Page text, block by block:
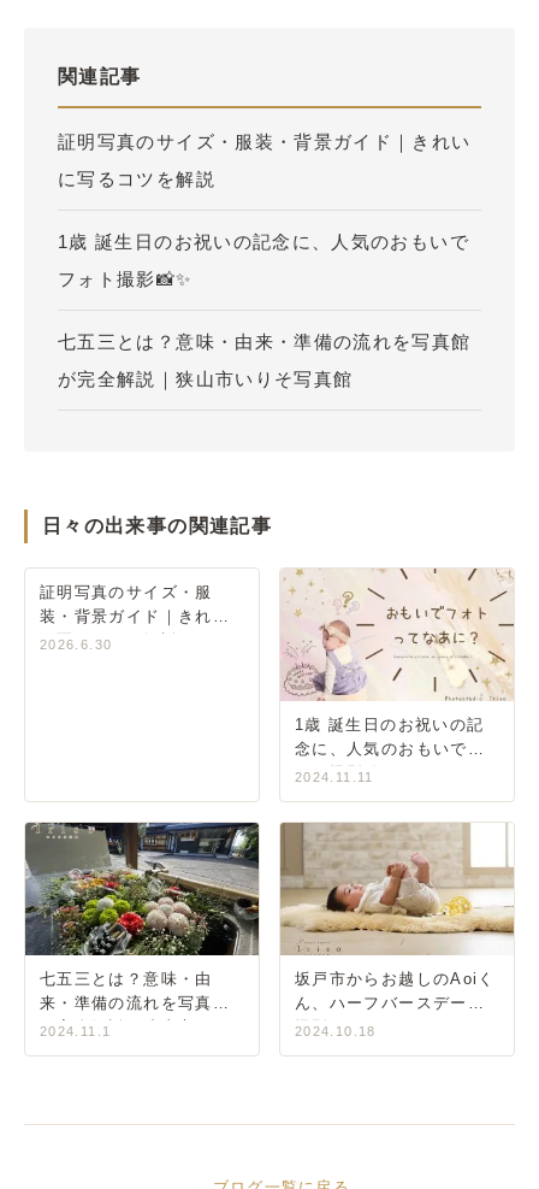
関連記事
証明写真のサイズ・服装・背景ガイド｜きれい
に写るコツを解説
1歳 誕生日のお祝いの記念に、人気のおもいで
フォト撮影📸✨
七五三とは？意味・由来・準備の流れを写真館
が完全解説｜狭山市いりそ写真館
日々の出来事の関連記事
証明写真のサイズ・服
装・背景ガイド｜きれい
に写るコツを解説
2026.6.30
1歳 誕生日のお祝いの記
念に、人気のおもいでフ
ォト撮影📸✨
2024.11.11
七五三とは？意味・由
来・準備の流れを写真館
が完全解説｜狭山市いり
そ写真館
2024.11.1
坂戸市からお越しのAoiく
ん、ハーフバースデーの
撮影です。
2024.10.18